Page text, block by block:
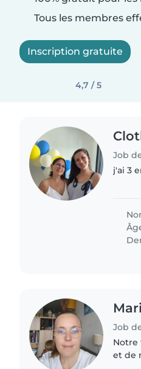
Tous les membres
Inscription gratuite
4,7 / 5
Job
j'ai 3
Job
Notre
et de